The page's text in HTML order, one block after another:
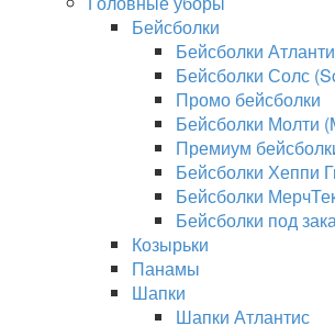
Бейсболки
Бейсболки
Бейсболки Солс
Промо бейсболки
Бейсболки Молти
Премиум
Бейсболки Хеппи
Бейсболки
Бейсболки под
Козырьки
Панамы
Шапки
Шапки Атлантис